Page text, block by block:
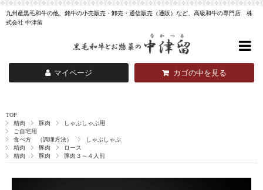
九州産黒毛和牛の他、銘牛の小売販売・卸売・通信販売（通販）など、高級和牛の専門店 株
式会社 中津留
マイページ カゴの中を見る
TOP
精肉
豚肉
しゃぶしゃぶ用
ご自宅用
食べ方 （調理方法）
しゃぶしゃぶ
精肉
豚肉
ロース
精肉
豚肉 豚肉３～４人前